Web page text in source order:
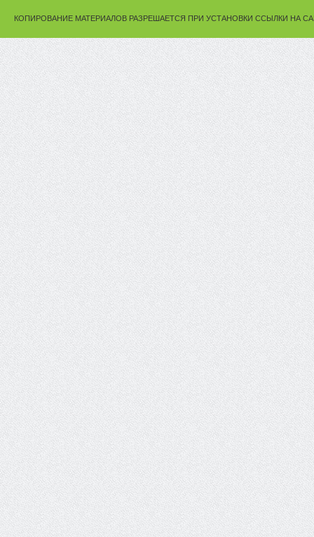
КОПИРОВАНИЕ МАТЕРИАЛОВ РАЗРЕШАЕТСЯ ПРИ УСТАНОВКИ ССЫЛКИ НА САЙТ